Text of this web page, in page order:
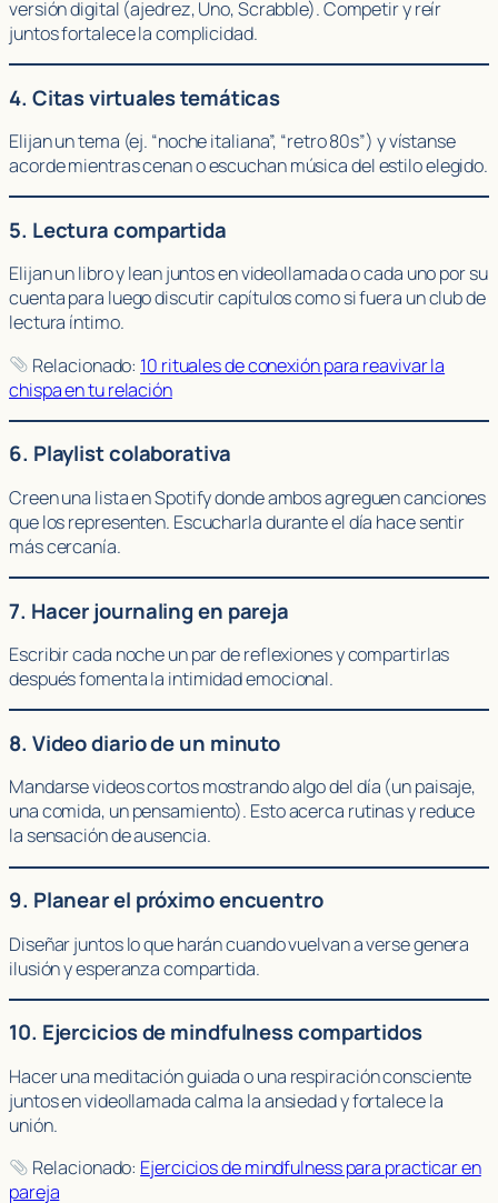
versión digital (ajedrez, Uno, Scrabble). Competir y reír
juntos fortalece la complicidad.
4. Citas virtuales temáticas
Elijan un tema (ej. “noche italiana”, “retro 80s”) y vístanse
acorde mientras cenan o escuchan música del estilo elegido.
5. Lectura compartida
Elijan un libro y lean juntos en videollamada o cada uno por su
cuenta para luego discutir capítulos como si fuera un club de
lectura íntimo.
Relacionado: 10 rituales de conexión para reavivar la
chispa en tu relación
6. Playlist colaborativa
Creen una lista en Spotify donde ambos agreguen canciones
que los representen. Escucharla durante el día hace sentir
más cercanía.
7. Hacer journaling en pareja
Escribir cada noche un par de reflexiones y compartirlas
después fomenta la intimidad emocional.
8. Video diario de un minuto
Mandarse videos cortos mostrando algo del día (un paisaje,
una comida, un pensamiento). Esto acerca rutinas y reduce
la sensación de ausencia.
9. Planear el próximo encuentro
Diseñar juntos lo que harán cuando vuelvan a verse genera
ilusión y esperanza compartida.
10. Ejercicios de mindfulness compartidos
Hacer una meditación guiada o una respiración consciente
juntos en videollamada calma la ansiedad y fortalece la
unión.
Relacionado: Ejercicios de mindfulness para practicar en
pareja